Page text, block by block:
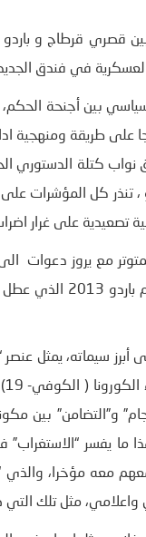
قصري قرطاج و باردو
في فندق الجديد
بين أجنحة
على طريقة ومنهجية
كتلة الدستوري
، تنذر كل المؤشرات
تصعيدية على غرار
الشعب، في اعادة
سيماته، يمثل عنصر
و”التضامن” بين
ما يفسر
معه مؤخرا، والذي
مثل تلك التي